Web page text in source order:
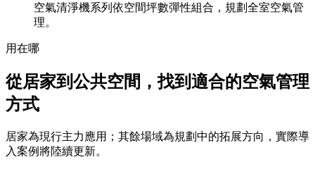
空氣清淨機系列依空間坪數彈性組合，規劃全室空氣管
理。
用在哪
從居家到公共空間，找到適合的空氣管理
方式
居家為現行主力應用；其餘場域為規劃中的拓展方向，實際導
入案例將陸續更新。